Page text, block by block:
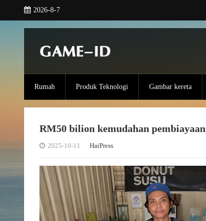
2026-8-7
Rumah Produk Teknologi Gambar kereta
RM50 bilion kemudahan
2025-10-11 HaiPress